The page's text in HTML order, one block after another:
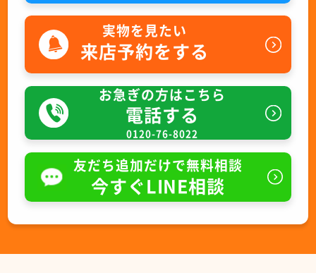
実物を見たい
来店予約をする
お急ぎの方はこちら
電話する
0120-76-8022
友だち追加だけで無料相談
今すぐLINE相談